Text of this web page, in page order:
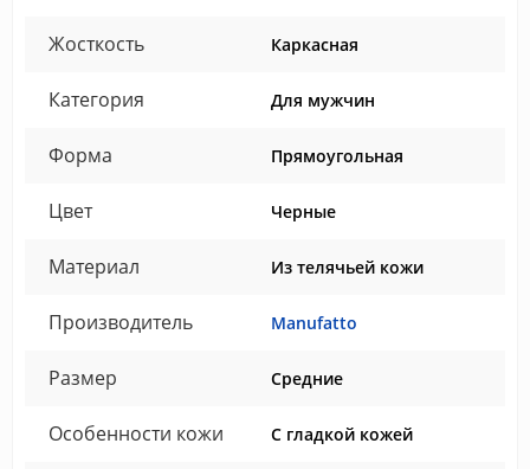
Жосткость Каркасная
Категория Для мужчин
Форма Прямоугольная
Цвет Черные
Материал Из телячьей кожи
Производитель Manufatto
Размер Средние
Особенности кожи С гладкой кожей